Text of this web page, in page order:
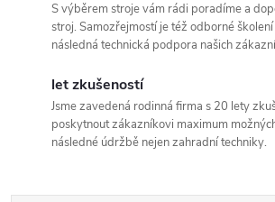
S výběrem stroje vám rádi poradíme a
stroj. Samozřejmostí je též odborné
následná technická podpora našich
let zkušeností
Jsme zavedená rodinná firma s 20 lety
poskytnout zákazníkovi maximum
následné údržbě nejen zahradní techniky.